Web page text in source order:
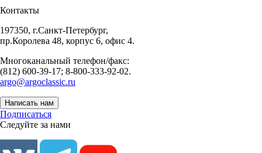
Контакты
197350, г.Санкт-Петербург,
пр.Королева 48, корпус 6, офис 4.
Многоканальный телефон/факс:
(812) 600-39-17; 8-800-333-92-02.
argo@argoclassic.ru
Написать нам
Подписаться
Следуйте за нами